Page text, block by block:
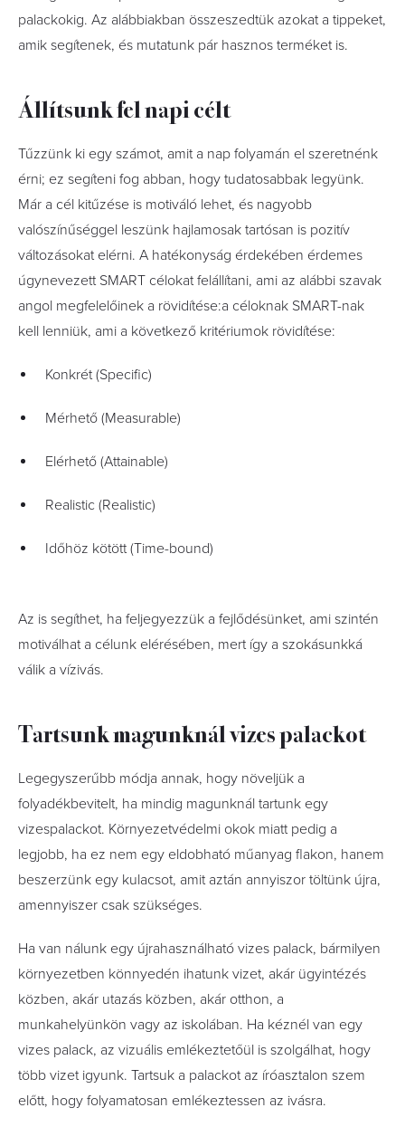
palackokig. Az alábbiakban összeszedtük azokat a tippeket,
amik segítenek, és mutatunk pár hasznos terméket is.
Állítsunk fel napi célt
Tűzzünk ki egy számot, amit a nap folyamán el szeretnénk
érni; ez segíteni fog abban, hogy tudatosabbak legyünk.
Már a cél kitűzése is motiváló lehet, és nagyobb
valószínűséggel leszünk hajlamosak tartósan is pozitív
változásokat elérni. A hatékonyság érdekében érdemes
úgynevezett SMART célokat felállítani, ami az alábbi szavak
angol megfelelőinek a rövidítése:a céloknak SMART-nak
kell lenniük, ami a következő kritériumok rövidítése:
Konkrét (Specific)
Mérhető (Measurable)
Elérhető (Attainable)
Realistic (Realistic)
Időhöz kötött (Time-bound)
Az is segíthet, ha feljegyezzük a fejlődésünket, ami szintén
motiválhat a célunk elérésében, mert így a szokásunkká
válik a vízivás.
Tartsunk magunknál vizes palackot
Legegyszerűbb módja annak, hogy növeljük a
folyadékbevitelt, ha mindig magunknál tartunk egy
vizespalackot. Környezetvédelmi okok miatt pedig a
legjobb, ha ez nem egy eldobható műanyag flakon, hanem
beszerzünk egy kulacsot, amit aztán annyiszor töltünk újra,
amennyiszer csak szükséges.
Ha van nálunk egy újrahasználható vizes palack, bármilyen
környezetben könnyedén ihatunk vizet, akár ügyintézés
közben, akár utazás közben, akár otthon, a
munkahelyünkön vagy az iskolában. Ha kéznél van egy
vizes palack, az vizuális emlékeztetőül is szolgálhat, hogy
több vizet igyunk. Tartsuk a palackot az íróasztalon szem
előtt, hogy folyamatosan emlékeztessen az ivásra.